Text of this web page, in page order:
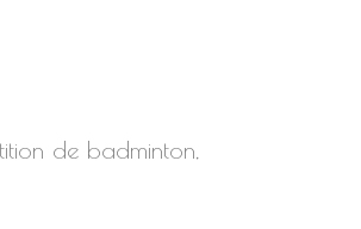
de badminton,